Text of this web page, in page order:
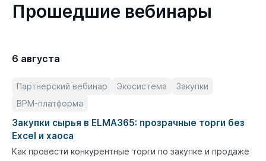
Прошедшие вебинары
6 августа
Партнерский вебинар Экосистема
Закупки
BPM-платформа
Закупки сырья в ELMA365: прозрачные торги без
Excel и хаоса
Как провести конкурентные торги по закупке и продаже